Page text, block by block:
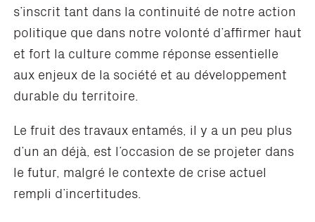
s’inscrit tant dans la continuité de notre action
politique que dans notre volonté d’affirmer haut
et fort la culture comme réponse essentielle
aux enjeux de la société et au développement
durable du territoire.
Le fruit des travaux entamés, il y a un peu plus
d’un an déjà, est l’occasion de se projeter dans
le futur, malgré le contexte de crise actuel
rempli d’incertitudes.